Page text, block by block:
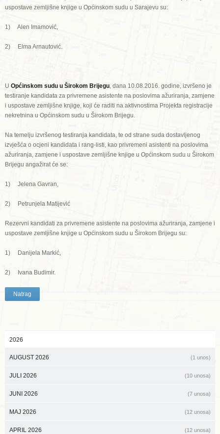
uspostave zemljišne knjige u Općinskom sudu u Sarajevu su:
1) Alen Imamović,
2) Elma Arnautović.
U Općinskom sudu u Širokom Brijegu, dana 10.08.2016. godine, izvršeno je
testiranje kandidata za privremene asistente na poslovima ažuriranja, zamjene
i uspostave zemljišne knjige, koji će raditi na aktivnostima Projekta registracije
nekretnina u Općinskom sudu u Širokom Brijegu.
Na temelju izvršenog testiranja kandidata, te od strane suda dostavljenog
izvješća o ocjeni kandidata i rang-listi, kao privremeni asistenti na poslovima
ažuriranja, zamjene i uspostave zemljišne knjige u Općinskom sudu u Širokom
Brijegu angažirat će se:
1) Jelena Gavran,
2) Petrunjela Matijević
Rezervni kandidati za privremene asistente na poslovima ažuriranja, zamjene i
uspostave zemljišne knjige u Općinskom sudu u Širokom Brijegu su:
1) Danijela Markić,
2) Ivana Budimir.
Natrag
2026
AUGUST 2026 (1 unos)
JULI 2026 (10 unosa)
JUNI 2026 (7 unosa)
MAJ 2026 (12 unosa)
APRIL 2026 (12 unosa)